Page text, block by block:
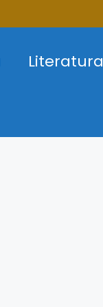
Literatura